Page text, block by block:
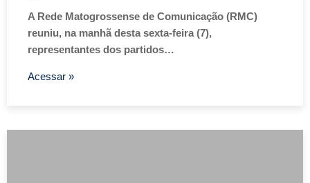
A Rede Matogrossense de Comunicação (RMC)
reuniu, na manhã desta sexta-feira (7),
representantes dos partidos…
Acessar »